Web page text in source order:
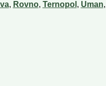
, Rovno, Ternopol , Uman,